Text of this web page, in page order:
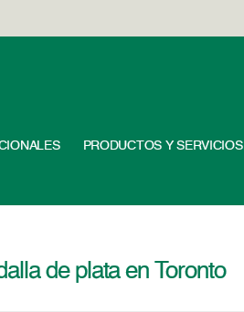
PRODUCTOS Y SERVICIOS
de plata en Toronto